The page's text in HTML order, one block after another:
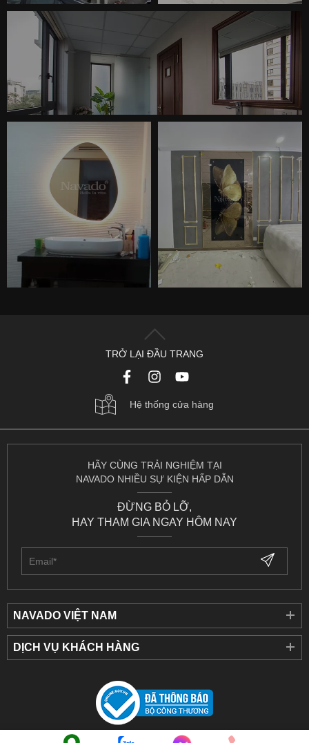
TRỞ LẠI ĐẦU TRANG
Hệ thống cửa hàng
NAVADO VIỆT NAM
DỊCH VỤ KHÁCH HÀNG
HÃY CÙNG TRẢI NGHIỆM TẠI
NAVADO NHIỀU SỰ KIỆN HẤP DẪN
ĐỪNG BỎ LỠ,
HAY THAM GIA NGAY HÔM NAY
NAVADO All Rights Reserved